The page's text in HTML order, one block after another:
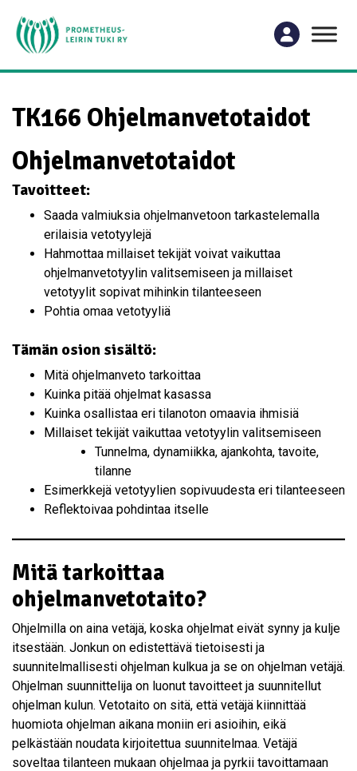
TK166 Ohjelmanvetotaidot
Ohjelmanvetotaidot
Tavoitteet:
Saada valmiuksia ohjelmanvetoon tarkastelemalla
erilaisia vetotyylejä
Hahmottaa millaiset tekijät voivat vaikuttaa
ohjelmanvetotyylin valitsemiseen ja millaiset
vetotyylit sopivat mihinkin tilanteeseen
Pohtia omaa vetotyyliä
Tämän osion sisältö:
Mitä ohjelmanveto tarkoittaa
Kuinka pitää ohjelmat kasassa
Kuinka osallistaa eri tilanoton omaavia ihmisiä
Millaiset tekijät vaikuttaa vetotyylin valitsemiseen
Tunnelma, dynamiikka, ajankohta, tavoite,
tilanne
Esimerkkejä vetotyylien sopivuudesta eri tilanteeseen
Reflektoivaa pohdintaa itselle
Mitä tarkoittaa
ohjelmanvetotaito?
Ohjelmilla on aina vetäjä, koska ohjelmat eivät synny ja kulje
itsestään. Jonkun on edistettävä tietoisesti ja
suunnitelmallisesti ohjelman kulkua ja se on ohjelman vetäjä.
Ohjelman suunnittelija on luonut tavoitteet ja suunnitellut
ohjelman kulun. Vetotaito on sitä, että vetäjä kiinnittää
huomiota ohjelman aikana moniin eri asioihin, eikä
pelkästään noudata kirjoitettua suunnitelmaa. Vetäjä
soveltaa tilanteen mukaan ohjelmaa ja pyrkii tavoittamaan